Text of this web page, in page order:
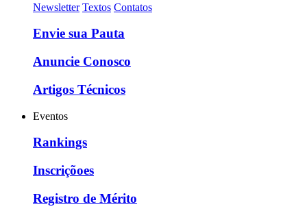
Newsletter Textos Contatos
Envie sua Pauta
Anuncie Conosco
Artigos Técnicos
Eventos
Rankings
Inscriçõoes
Registro de Mérito